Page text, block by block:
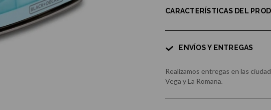
CARACTERÍSTICAS DEL
ENVÍOS Y ENTREGAS
Realizamos entregas en las
Vega y La Romana.